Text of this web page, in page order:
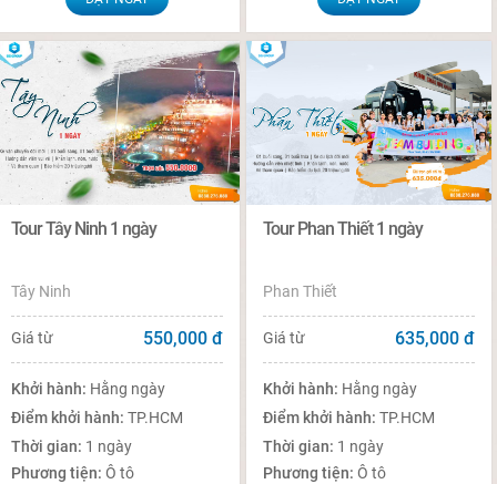
Tour Tây Ninh 1 ngày
Tây Ninh
Giá từ 550,000 đ
Khởi hành: Hằng ngày
Điểm khởi hành:TP.HCM
Thời gian: 1 ngày
Phương tiện:Ô tô
Tour Phan Thiết 1 ngày
Phan Thiết
Giá từ 635,000 đ
Khởi hành: Hằng ngày
Điểm khởi hành:TP.HCM
Thời gian: 1 ngày
Phương tiện:Ô tô